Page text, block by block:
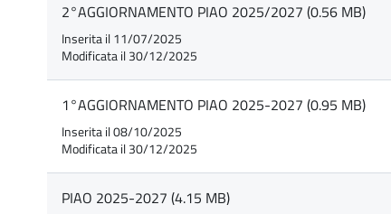
2°AGGIORNAMENTO PIAO 2025/2027 (0.56 MB)
Inserita il 11/07/2025
Modificata il 30/12/2025
1°AGGIORNAMENTO PIAO 2025-2027 (0.95 MB)
Inserita il 08/10/2025
Modificata il 30/12/2025
PIAO 2025-2027 (4.15 MB)